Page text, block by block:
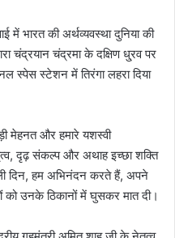
में भारत की अर्थव्यवस्था दुनिया की
चंद्रयान चंद्रमा के दक्षिण धु्रव पर
स्टेशन में तिरंगा लहरा दिया
मेहनत और हमारे यशस्वी
दृढ़ संकल्प और अथाह इच्छा शक्ति
दिन, हम अभिनंदन करते हैं, अपने
को उनके ठिकानों में घुसकर मात दी।